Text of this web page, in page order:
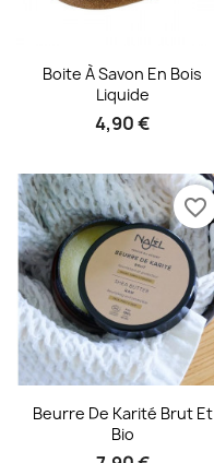
Aperçu rapide
Boite À Savon En Bois
Liquide
4,90 €
Aperçu rapide
Beurre De Karité Brut Et
Bio
favorite_border